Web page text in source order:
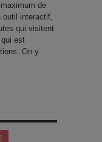
de
outil interactif,
qui visitent
qui est
On y